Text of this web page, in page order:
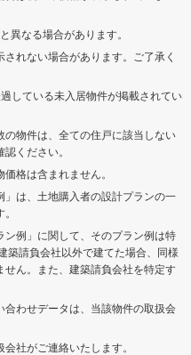
異なる場合があります。
れない場合があります。ご了承く
している未入居物件が掲載されてい
の物件は、全ての住戸に該当しない
ください。
格は含まれません。
」は、土地購入者の設計プランの一
ン例」に関して、そのプラン例は特
築請負会社以外で建てた場合、同様
ん。また、建築請負会社を特定す
わせデータは、当該物件の取扱会
社がご連絡いたします。